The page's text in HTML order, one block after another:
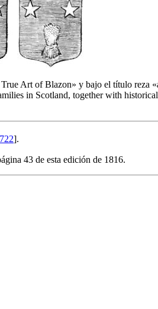
Art of Blazon» y bajo el título reza «
in Scotland, together with
].
43 de esta edición de 1816.